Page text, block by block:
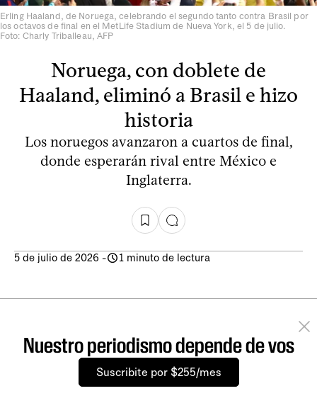
Erling Haaland, de Noruega, celebrando el segundo tanto contra Brasil por
los octavos de final en el MetLife Stadium de Nueva York, el 5 de julio.
Foto: Charly Triballeau, AFP
Noruega, con doblete de
Haaland, eliminó a Brasil e hizo
historia
Los noruegos avanzaron a cuartos de final,
donde esperarán rival entre México e
Inglaterra.
5 de julio de 2026 - 1 minuto de lectura
Nuestro periodismo depende de vos
Suscribite por $255/mes